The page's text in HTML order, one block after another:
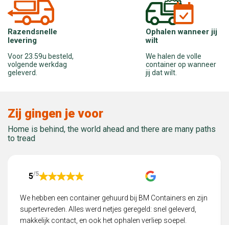
Razendsnelle
levering
Voor 23.59u besteld,
volgende werkdag
geleverd.
Ophalen wanneer jij
wilt
We halen de volle
container op wanneer
jij dat wilt.
Zij gingen je voor
Home is behind, the world ahead and there are many paths
to tread
5/5
We hebben een container gehuurd bij BM Containers en zijn
supertevreden. Alles werd netjes geregeld: snel geleverd,
makkelijk contact, en ook het ophalen verliep soepel.